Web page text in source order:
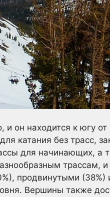
и он находится к югу от
катания без трасс,
для начинающих, а
трассам, и
продвинутыми (38%)
Вершины также